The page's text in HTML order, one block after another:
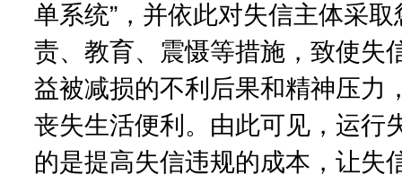
单系统”，并依此对失信主体采
责、教育、震慑等措施，致使失
益被减损的不利后果和精神压力
丧失生活便利。由此可见，运行
的是提高失信违规的成本，让失